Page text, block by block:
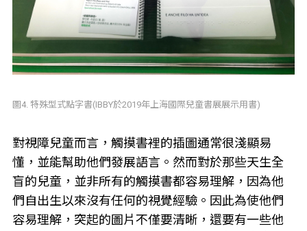
圖4. 特殊型式點字書(IBBY於2019年上海國際兒童書展展示用書)
對視障兒童而言，觸摸書裡的插圖通常很淺顯易
懂，並能幫助他們發展語言。然而對於那些天生全
盲的兒童，並非所有的觸摸書都容易理解，因為他
們自出生以來沒有任何的視覺經驗。因此為使他們
容易理解，突起的圖片不僅要清晰，還要有一些他